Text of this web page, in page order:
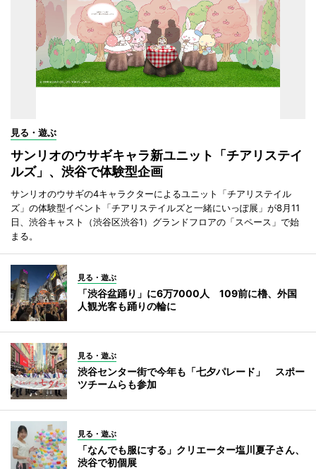
見る・遊ぶ
サンリオのウサギキャラ新ユニット「チアリステイ
ルズ」、渋谷で体験型企画
サンリオのウサギの4キャラクターによるユニット「チアリステイル
ズ」の体験型イベント「チアリステイルズと一緒にいっぽ展」が8月11
日、渋谷キャスト（渋谷区渋谷1）グランドフロアの「スペース」で始
まる。
見る・遊ぶ
「渋谷盆踊り」に6万7000人 109前に櫓、外国
人観光客も踊りの輪に
見る・遊ぶ
渋谷センター街で今年も「七夕パレード」 スポー
ツチームらも参加
見る・遊ぶ
「なんでも服にする」クリエーター塩川夏子さん、
渋谷で初個展